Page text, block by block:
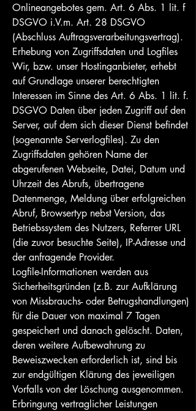
Onlineangebotes gem. Art. 6 Abs. 1 lit. f
DSGVO i.V.m. Art. 28 DSGVO
(Abschluss Auftragsverarbeitungsvertrag).
Erhebung von Zugriffsdaten und Logfiles
Wir, bzw. unser Hostinganbieter, erhebt
auf Grundlage unserer berechtigten
Interessen im Sinne des Art. 6 Abs. 1 lit. f.
DSGVO Daten über jeden Zugriff auf den
Server, auf dem sich dieser Dienst befindet
(sogenannte Serverlogfiles). Zu den
Zugriffsdaten gehören Name der
abgerufenen Webseite, Datei, Datum und
Uhrzeit des Abrufs, übertragene
Datenmenge, Meldung über erfolgreichen
Abruf, Browsertyp nebst Version, das
Betriebssystem des Nutzers, Referrer URL
(die zuvor besuchte Seite), IP-Adresse und
der anfragende Provider.
Logfile-Informationen werden aus
Sicherheitsgründen (z.B. zur Aufklärung
von Missbrauchs- oder Betrugshandlungen)
für die Dauer von maximal 7 Tagen
gespeichert und danach gelöscht. Daten,
deren weitere Aufbewahrung zu
Beweiszwecken erforderlich ist, sind bis
zur endgültigen Klärung des jeweiligen
Vorfalls von der Löschung ausgenommen.
Erbringung vertraglicher Leistungen